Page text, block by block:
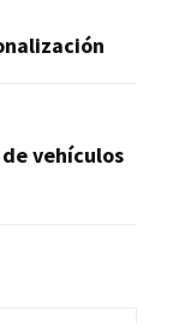
vehículos